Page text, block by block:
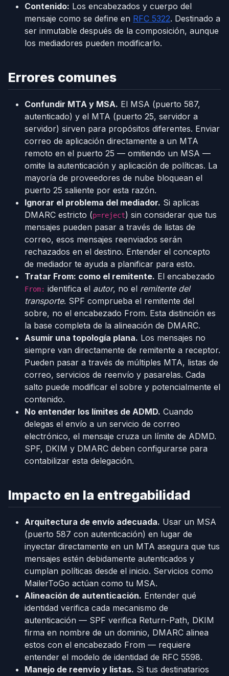
Contenido: Los encabezados y cuerpo del
mensaje como se define en RFC 5322. Destinado a
ser inmutable después de la composición, aunque
los mediadores pueden modificarlo.
Errores comunes
Confundir MTA y MSA. El MSA (puerto 587,
autenticado) y el MTA (puerto 25, servidor a
servidor) sirven para propósitos diferentes. Enviar
correo de aplicación directamente a un MTA
remoto en el puerto 25 — omitiendo un MSA —
omite la autenticación y aplicación de políticas. La
mayoría de proveedores de nube bloquean el
puerto 25 saliente por esta razón.
Ignorar el problema del mediador. Si aplicas
DMARC estricto (p=reject) sin considerar que tus
mensajes pueden pasar a través de listas de
correo, esos mensajes reenviados serán
rechazados en el destino. Entender el concepto
de mediador te ayuda a planificar para esto.
Tratar From: como el remitente. El encabezado
From: identifica el autor, no el remitente del
transporte. SPF comprueba el remitente del
sobre, no el encabezado From. Esta distinción es
la base completa de la alineación de DMARC.
Asumir una topología plana. Los mensajes no
siempre van directamente de remitente a receptor.
Pueden pasar a través de múltiples MTA, listas de
correo, servicios de reenvío y pasarelas. Cada
salto puede modificar el sobre y potencialmente el
contenido.
No entender los límites de ADMD. Cuando
delegas el envío a un servicio de correo
electrónico, el mensaje cruza un límite de ADMD.
SPF, DKIM y DMARC deben configurarse para
contabilizar esta delegación.
Impacto en la entregabilidad
Arquitectura de envío adecuada. Usar un MSA
(puerto 587 con autenticación) en lugar de
inyectar directamente en un MTA asegura que tus
mensajes estén debidamente autenticados y
cumplan políticas desde el inicio. Servicios como
MailerToGo actúan como tu MSA.
Alineación de autenticación. Entender qué
identidad verifica cada mecanismo de
autenticación — SPF verifica Return-Path, DKIM
firma en nombre de un dominio, DMARC alinea
estos con el encabezado From — requiere
entender el modelo de identidad de RFC 5598.
Manejo de reenvío y listas. Si tus destinatarios